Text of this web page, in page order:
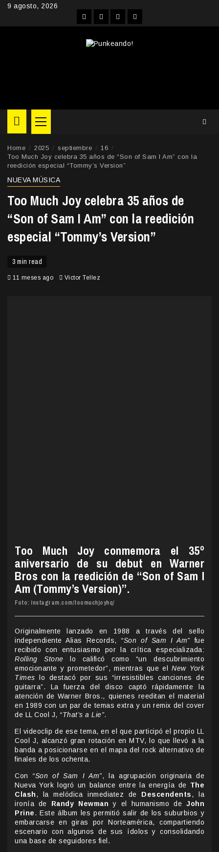
Skip9 agosto, 2026
FacebookInstagram
YouTubeTwitter
Primary
Menu
Home 2025 septiembre
16
Too Much Joy celebra 35 años de “Son of Sam I Am” con la
reedición especial “Tommy’s Version”
NUEVA MÚSICA
Too Much Joy celebra 35 años de
“Son of Sam I Am” con la reedición
especial “Tommy’s Version”
3 min read
11 meses ago Victor Tellez
Too Much Joy conmemora el 35º
aniversario de su debut en Warner
Bros con la reedición de “Son of Sam I
Am (Tommy’s Version)”.
Foto: instagram.com/toomuchjoyhq/
Originalmente lanzado en 1988 a través del sello
independiente Alias Records, “Son of Sam I Am” fue
recibido con entusiasmo por la crítica especializada:
Rolling Stone lo calificó como “un descubrimiento
emocionante y prometedor”, mientras que elNew York
Times lo destacó por sus “irresistibles canciones de
guitarra”. La fuerza del disco captó rápidamente la
atención de Warner Bros., quienes reeditan el material
en 1989 con un par de temas extra y un remix del cover
de LL Cool J, “That’s a Lie”.
El videoclip de ese tema, en el que participó el propio LL
Cool J, alcanzó gran rotación en MTV, lo que llevó a la
banda a posicionarse en el mapa del rock alternativo de
finales de los ochenta.
Con “Son of Sam I Am”, la agrupación originaria de
Nueva York logró un balance entre la energía de The
Clash, la melódica inmediatez de Descendents, la
ironía de Randy Newman y el humanismo de John
Prine. Este álbum les permitió salir de los suburbios y
embarcarse en giras por Norteamérica, compartiendo
escenario con algunos de sus ídolos y consolidando
una base de seguidores fiel.